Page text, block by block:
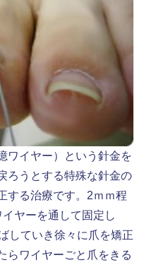
ワイヤー）という針金を
ろうとする特殊な針金の
する治療です。2ｍｍ程
ヤーを通して固定し
していき徐々に爪を矯正
らワイヤーごと爪をきる